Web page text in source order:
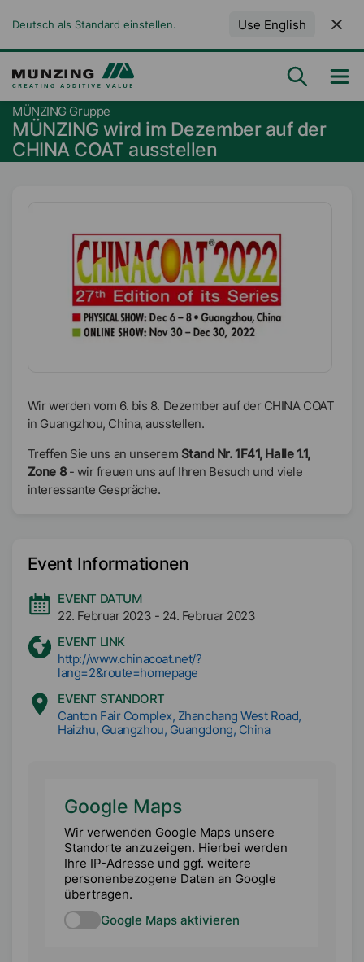
Deutsch als Standard einstellen. Use English
MÜNZING Gruppe
MÜNZING wird im Dezember auf der
CHINA COAT ausstellen
Wir werden vom 6. bis 8. Dezember auf der CHINA COAT
in Guangzhou, China, ausstellen.
Treffen Sie uns an unserem Stand Nr. 1F41, Halle 1.1,
Zone 8- wir freuen uns auf Ihren Besuch und viele
interessante Gespräche.
Event Informationen
EVENT DATUM
22. Februar 2023 - 24. Februar 2023
EVENT LINK
http://www.chinacoat.net/?
lang=2&route=homepage
EVENT STANDORT
Canton Fair Complex, Zhanchang West Road,
Haizhu, Guangzhou, Guangdong, China
Google Maps
Wir verwenden Google Maps unsere
Standorte anzuzeigen. Hierbei werden
Ihre IP-Adresse und ggf. weitere
personenbezogene Daten an Google
übertragen.
Google Maps aktivieren